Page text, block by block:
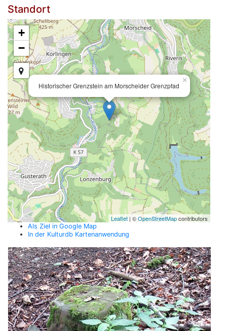
Standort
Historischer Grenzstein am Morscheider Grenzpfad
×
+
−
Leaflet | ©OpenStreetMapcontributors
Als Ziel in Google Map
In der Kulturdb Kartenanwendung